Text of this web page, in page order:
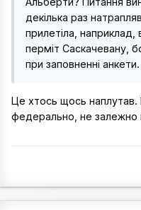
декілька раз
прилетіла,
перміт Саскачевану,
при заповненні
Це хтось щось наплутав.
федерально, не залежно